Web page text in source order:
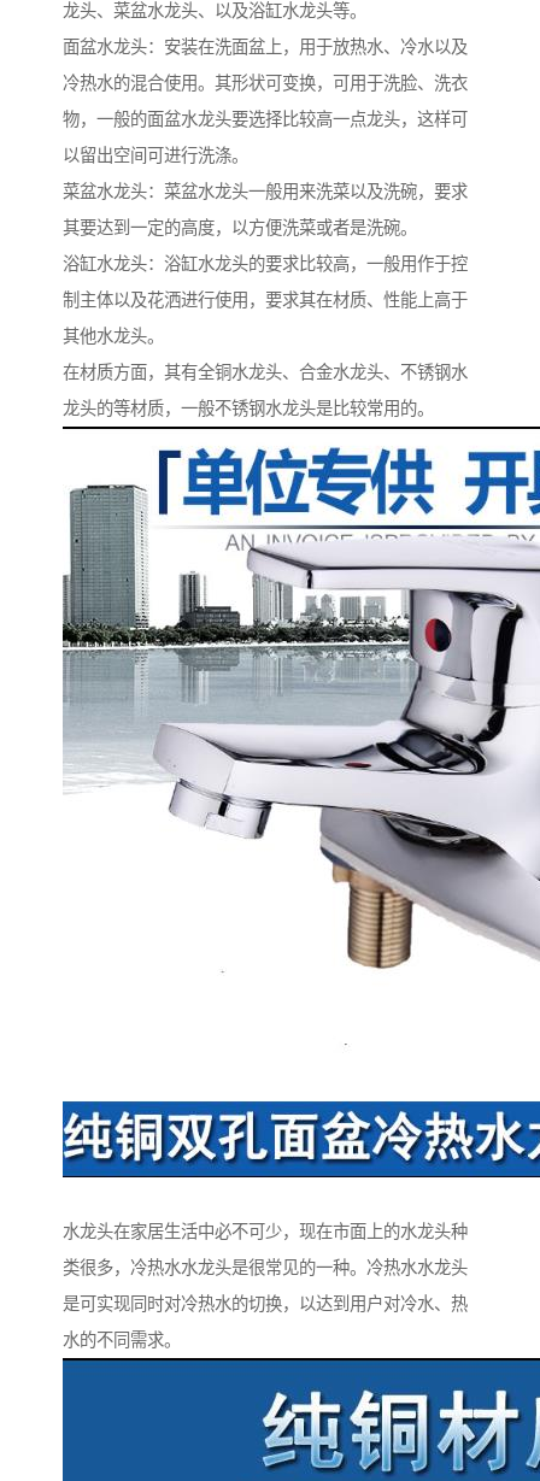
龙头、菜盆水龙头、以及浴缸水龙头等。
面盆水龙头：安装在洗面盆上，用于放热水、冷水以及
冷热水的混合使用。其形状可变换，可用于洗脸、洗衣
物，一般的面盆水龙头要选择比较高一点龙头，这样可
以留出空间可进行洗涤。
菜盆水龙头：菜盆水龙头一般用来洗菜以及洗碗，要求
其要达到一定的高度，以方便洗菜或者是洗碗。
浴缸水龙头：浴缸水龙头的要求比较高，一般用作于控
制主体以及花洒进行使用，要求其在材质、性能上高于
其他水龙头。
在材质方面，其有全铜水龙头、合金水龙头、不锈钢水
龙头的等材质，一般不锈钢水龙头是比较常用的。
水龙头在家居生活中必不可少，现在市面上的水龙头种
类很多，冷热水水龙头是很常见的一种。冷热水水龙头
是可实现同时对冷热水的切换，以达到用户对冷水、热
水的不同需求。